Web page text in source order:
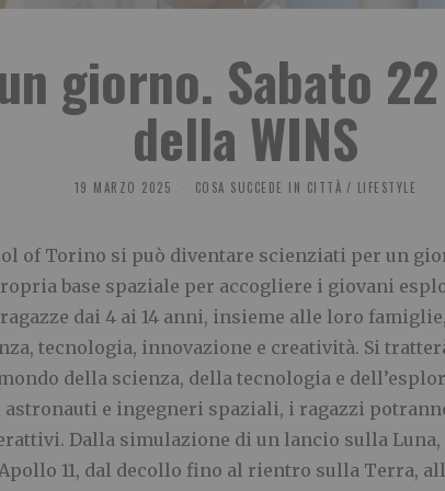
giorno. Sabato
della WINS
19 MARZO 2025 COSA SUCCEDE IN CITTÀ / LIFESTYLE
of Torino si può diventare scienziati per un
base spaziale per accogliere i giovani
ragazze dai 4 ai 14 anni, insieme alle loro
tecnologia, innovazione e creatività. Si
della scienza, della tecnologia e
e ingegneri spaziali, i ragazzi
Dalla simulazione di un lancio sulla Luna,
11, dal decollo fino al rientro sulla Terra,